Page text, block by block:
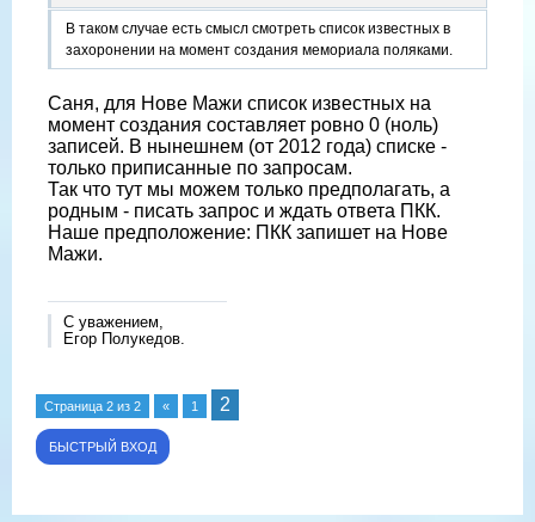
В таком случае есть смысл смотреть список известных в
захоронении на момент создания мемориала поляками.
Саня, для Нове Мажи список известных на
момент создания составляет ровно 0 (ноль)
записей. В нынешнем (от 2012 года) списке -
только приписанные по запросам.
Так что тут мы можем только предполагать, а
родным - писать запрос и ждать ответа ПКК.
Наше предположение: ПКК запишет на Нове
Мажи.
С уважением,
Егор Полукедов.
Страница 2 из 2 « 1 2